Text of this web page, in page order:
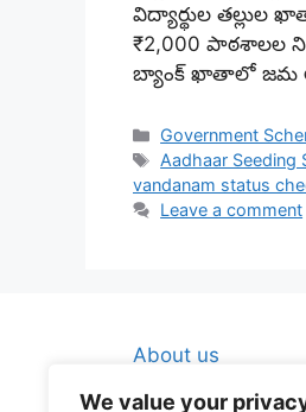
We value your
విద్యార్థుల
₹2,000 పాఠశాలల
బ్యాంక్ ఖాతాలో జమ
Categories
Government
Tags
Aadhaar Seeding
vandanam status
Leave a comment
About us
Contact Us